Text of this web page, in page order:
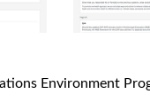
Environment